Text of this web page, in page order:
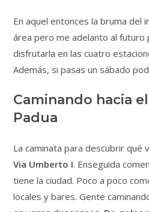
En aquel entonces la bruma del
área pero me adelanto al futuro
disfrutarla en las cuatro
Además, si pasas un sábado
Caminando hacia
Padua
La caminata para descubrir qué
Via Umberto I. Enseguida
tiene la ciudad. Poco a poco
locales y bares. Gente